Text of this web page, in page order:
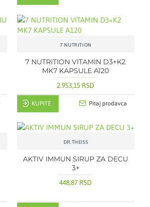
7 NUTRITION
7 NUTRITION VITAMIN D3+K2
MK7 KAPSULE A120
2.953,15 RSD
KUPITE Pitaj prodavca
DR.THEISS
AKTIV IMMUN SIRUP ZA DECU
3+
448,87 RSD